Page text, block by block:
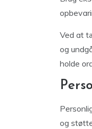
Ved at
og
holde
og